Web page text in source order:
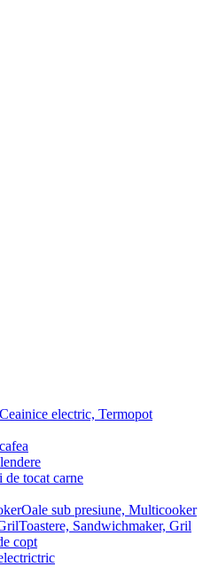
Ceainice electric, Termopot
de tocat carne
Oale sub presiune, Multicooker
Toastere, Sandwichmaker, Gril
copt